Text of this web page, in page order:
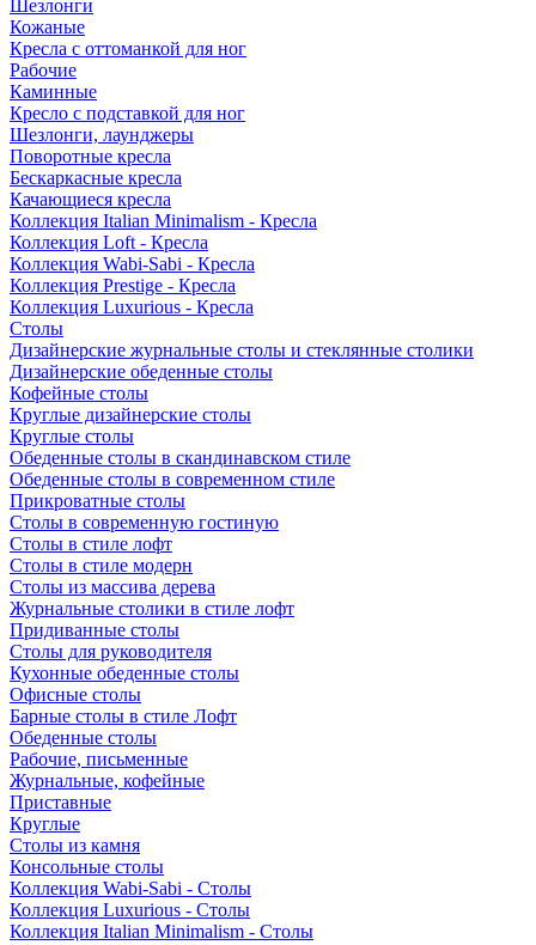
Шезлонги
Кожаные
Кресла с оттоманкой для ног
Рабочие
Каминные
Кресло с подставкой для ног
Шезлонги, лаунджеры
Поворотные кресла
Бескаркасные кресла
Качающиеся кресла
Коллекция Italian Minimalism - Кресла
Коллекция Loft - Кресла
Коллекция Wabi-Sabi - Кресла
Коллекция Prestige - Кресла
Коллекция Luxurious - Кресла
Столы
Дизайнерские журнальные столы и стеклянные столики
Дизайнерские обеденные столы
Кофейные столы
Круглые дизайнерские столы
Круглые столы
Обеденные столы в скандинавском стиле
Обеденные столы в современном стиле
Прикроватные столы
Столы в современную гостиную
Столы в стиле лофт
Столы в стиле модерн
Столы из массива дерева
Журнальные столики в стиле лофт
Придиванные столы
Столы для руководителя
Кухонные обеденные столы
Офисные столы
Барные столы в стиле Лофт
Обеденные столы
Рабочие, письменные
Журнальные, кофейные
Приставные
Круглые
Столы из камня
Консольные столы
Коллекция Wabi-Sabi - Столы
Коллекция Luxurious - Столы
Коллекция Italian Minimalism - Столы